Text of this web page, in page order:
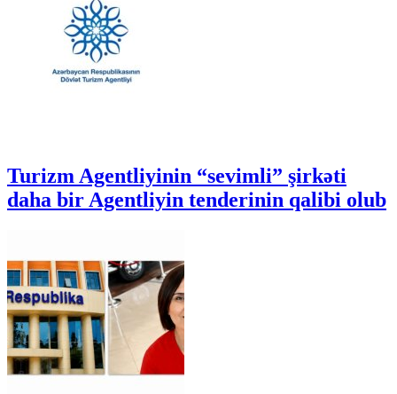
Turizm Agentliyinin “sevimli” şirkəti
daha bir Agentliyin tenderinin qalibi olub